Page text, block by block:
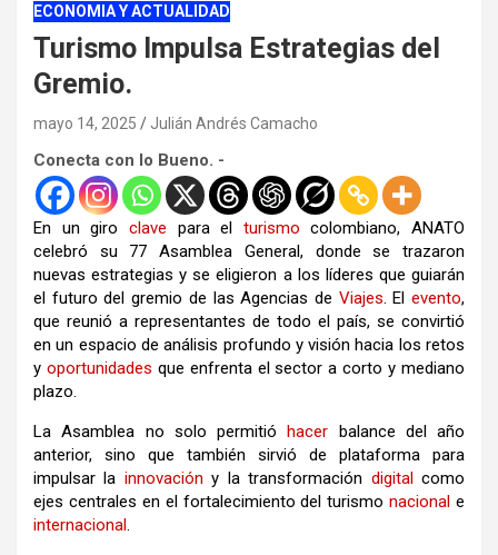
ECONOMIA Y ACTUALIDAD
Turismo Impulsa Estrategias del
Gremio.
mayo 14, 2025 Julián Andrés Camacho
Conecta con lo Bueno. -
En un giro clave para el turismo colombiano, ANATO
celebró su 77 Asamblea General, donde se trazaron
nuevas estrategias y se eligieron a los líderes que guiarán
el futuro del gremio de las Agencias de Viajes. Elevento,
que reunió a representantes de todo el país, se convirtió
en un espacio de análisis profundo y visión hacia los retos
y oportunidades que enfrenta el sector a corto y mediano
plazo.
La Asamblea no solo permitióhacer balance del año
anterior, sino que también sirvió de plataforma para
impulsar la innovación y la transformación digitalcomo
ejes centrales en el fortalecimiento del turismonacional e
internacional.